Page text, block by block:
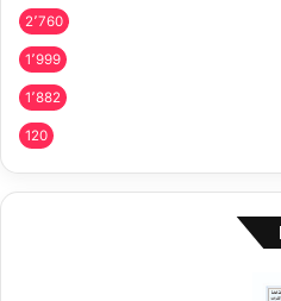
2٬760
1٬999
1٬882
120